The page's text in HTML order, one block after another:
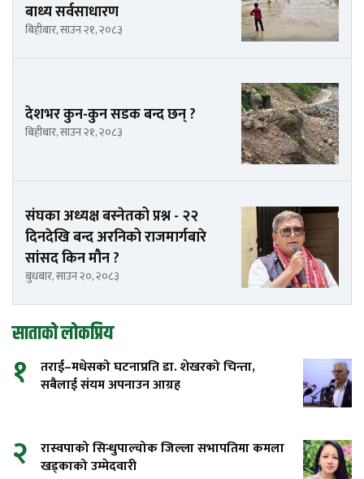
बाध्य सर्वसाधारण
बिहीबार, साउन २१, २०८३
देशभर कुन-कुन सडक बन्द छन् ?
बिहीबार, साउन २१, २०८३
संघका अध्यक्ष बस्नेतको प्रश्न - २२
दिनदेखि बन्द अरनिको राजमार्गबारे
सांसद किन मौन ?
बुधबार, साउन २०, २०८३
साताको लोकप्रिय
१
तराई–मधेसको घटनाप्रति डा. शेखरको चिन्ता,
सबैलाई संयम अपनाउन आग्रह
२
रास्वपाको सिन्धुपाल्चोक जिल्ला सभापतिमा कमला
खड्काको उम्मेदवारी